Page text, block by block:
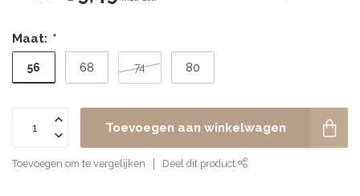
Maat: *
56 68 74 80
Toevoegen aan winkelwagen
Toevoegen om te vergelijken Deel dit product